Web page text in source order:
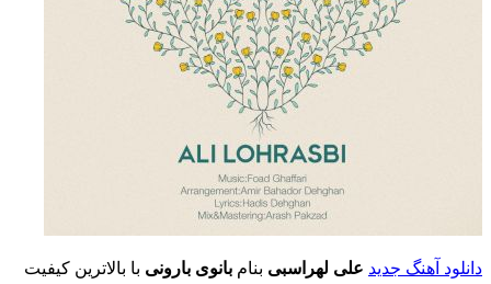
دانلود آهنگ جدید علی لهراسبی بنام بانوی بارونی با بالاترین کیفیت